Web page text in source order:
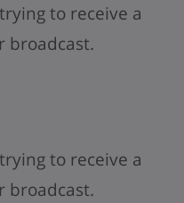
to receive a
broadcast.
to receive a
broadcast.